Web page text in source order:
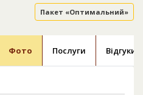
Пакет «Оптимальний»
Фото Послуги Відгуки